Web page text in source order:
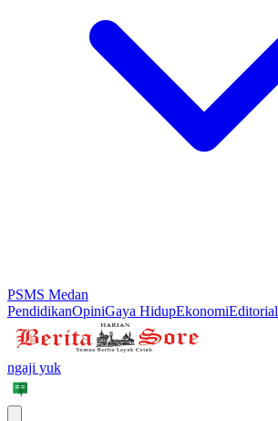
PSMS Medan
PendidikanOpiniGaya HidupEkonomiEditorial
ngaji yuk